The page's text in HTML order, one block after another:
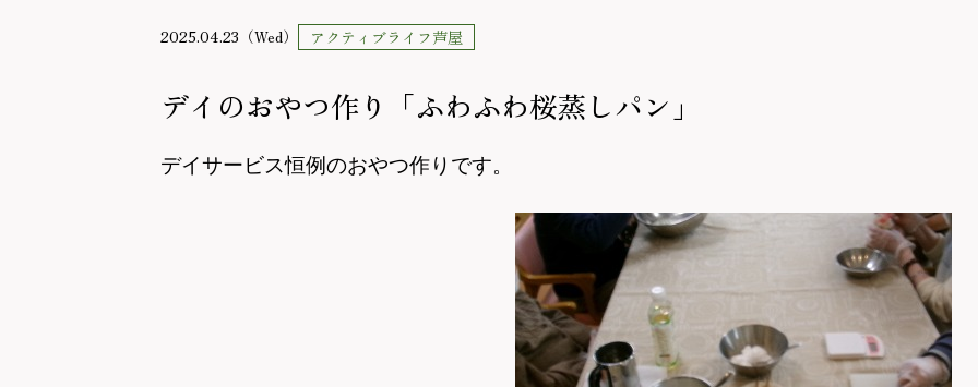
2025.04.23（Wed） アクティブライフ芦屋
デイのおやつ作り「ふわふわ桜蒸しパン」
デイサービス恒例のおやつ作りです。